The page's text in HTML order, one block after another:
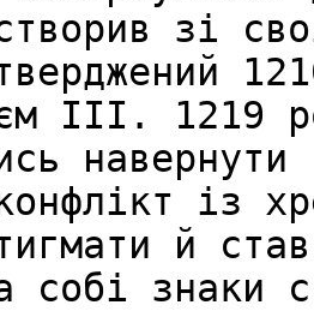
зі
III. 1219
із
й
собі знаки